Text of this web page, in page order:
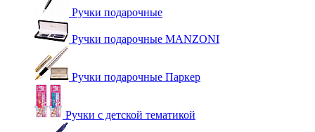
Ручки подарочные
Ручки подарочные MANZONI
Ручки подарочные Паркер
Ручки с детской тематикой